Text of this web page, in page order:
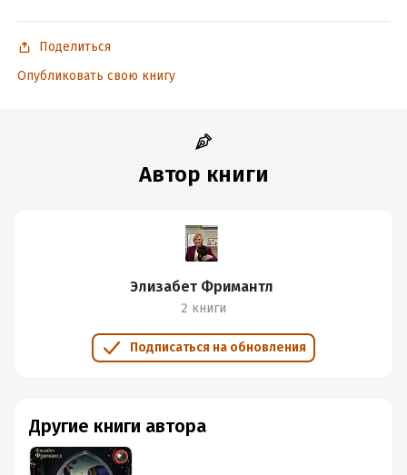
Поделиться
Опубликовать свою книгу
Автор книги
Элизабет Фримантл
2 книги
Подписаться на обновления
Другие книги автора